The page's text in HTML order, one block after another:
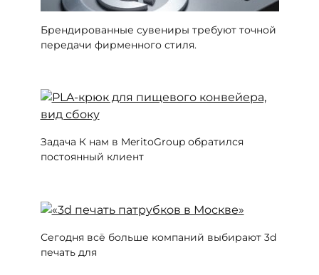
Брендированные сувениры требуют точной
передачи фирменного стиля.
Задача К нам в MeritoGroup обратился
постоянный клиент
Сегодня всё больше компаний выбирают 3d
печать для